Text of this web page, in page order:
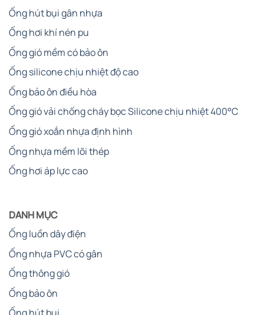
Ống hút bụi gân nhựa
Ống hơi khí nén pu
Ống gió mềm có bảo ôn
Ống silicone chịu nhiệt độ cao
Ống bảo ôn điều hòa
Ống gió vải chống cháy bọc Silicone chịu nhiệt 400°C
Ống gió xoắn nhựa định hình
Ống nhựa mềm lõi thép
Ống hơi áp lực cao
DANH MỤC
Ống luồn dây điện
Ống nhựa PVC có gân
Ống thông gió
Ống bảo ôn